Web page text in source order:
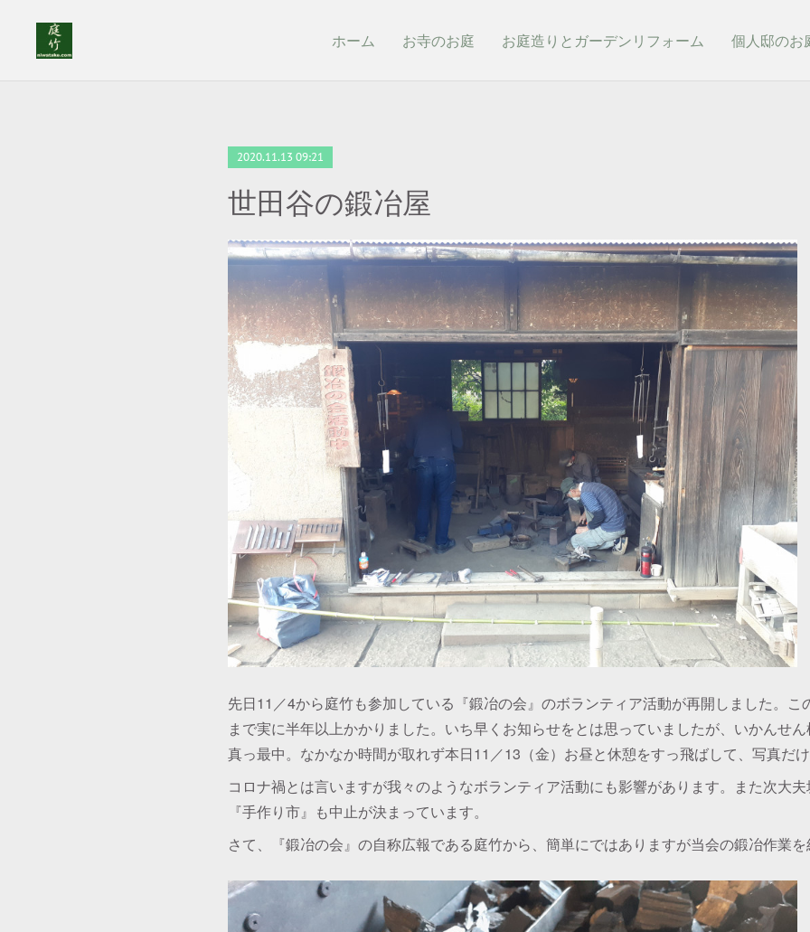
ホーム お寺のお庭 お庭造りとガーデンリフォーム 個人邸のお
2020.11.13 09:21
世田谷の鍛冶屋
先日11／4から庭竹も参加している『鍛冶の会』のボランティア活動が再開しました。こ
まで実に半年以上かかりました。いち早くお知らせをとは思っていましたが、いかんせ
真っ最中。なかなか時間が取れず本日11／13（金）お昼と休憩をすっ飛ばして、写真だけ
コロナ禍とは言いますが我々のようなボランティア活動にも影響があります。また次大
『手作り市』も中止が決まっています。
さて、『鍛冶の会』の自称広報である庭竹から、簡単にではありますが当会の鍛冶作業を